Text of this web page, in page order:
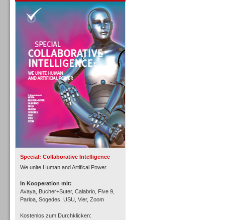
Special: Collaborative Intelligence
We unite Human and Artifical Power.
In Kooperation mit:
Avaya, Bucher+Suter, Calabrio, Five 9,
Parloa, Sogedes, USU, Vier, Zoom
Kostenlos zum Durchklicken:
Personal
Inbound